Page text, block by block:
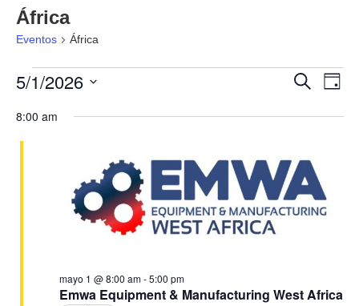
África
Eventos África
de
y
vistas
Buscar
Día
5/1/2026
la
fecha.
8:00 am
Emwa Equipment & Manufacturing West Africa
mayo 1 @ 8:00 am-5:00 pm